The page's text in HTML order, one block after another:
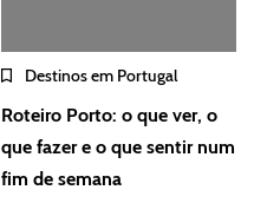
Destinos em Portugal
Roteiro Porto: o que ver, o
que fazer e o que sentir num
fim de semana